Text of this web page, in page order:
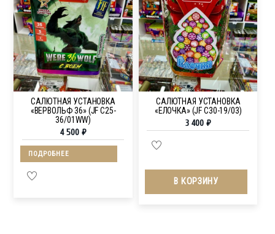
САЛЮТНАЯ УСТАНОВКА
«ВЕРВОЛЬФ 36» (JF C25-
36/01WW)
4 500 ₽
ПОДРОБНЕЕ
САЛЮТНАЯ УСТАНОВКА
«ЕЛОЧКА» (JF C30-19/03)
3 400 ₽
В КОРЗИНУ